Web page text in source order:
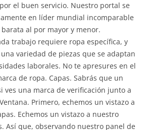
el buen servicio. Nuestro portal se
en líder mundial incomparable
al por mayor y menor.
trabajo requiere ropa específica, y
variedad de piezas que se adaptan
laborales. No te apresures en el
de ropa. Capas. Sabrás que un
ves una marca de verificación junto a
Primero, echemos un vistazo a
Echemos un vistazo a nuestro
Así que, observando nuestro panel de